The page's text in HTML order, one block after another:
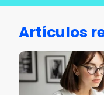
Artículos